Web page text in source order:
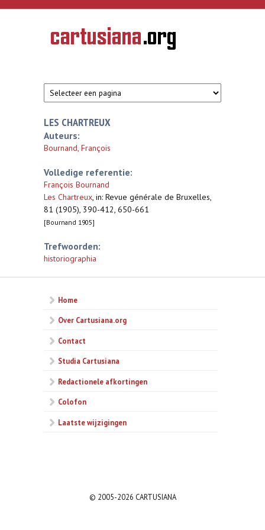
Overslaan en naar de inhoud gaan
CARTUSIANA
Geschiedenis
van de
LES CHARTREUX
Auteurs:
Bournand, François
Volledige referentie:
François Bournand
Les Chartreux, in: Revue générale de Bruxelles,
81 (1905), 390-412, 650-661
[Bournand 1905]
Trefwoorden:
historiographia
Home
Over Cartusiana.org
Contact
Studia Cartusiana
Redactionele afkortingen
Colofon
Laatste wijzigingen
© 2005-2026 CARTUSIANA